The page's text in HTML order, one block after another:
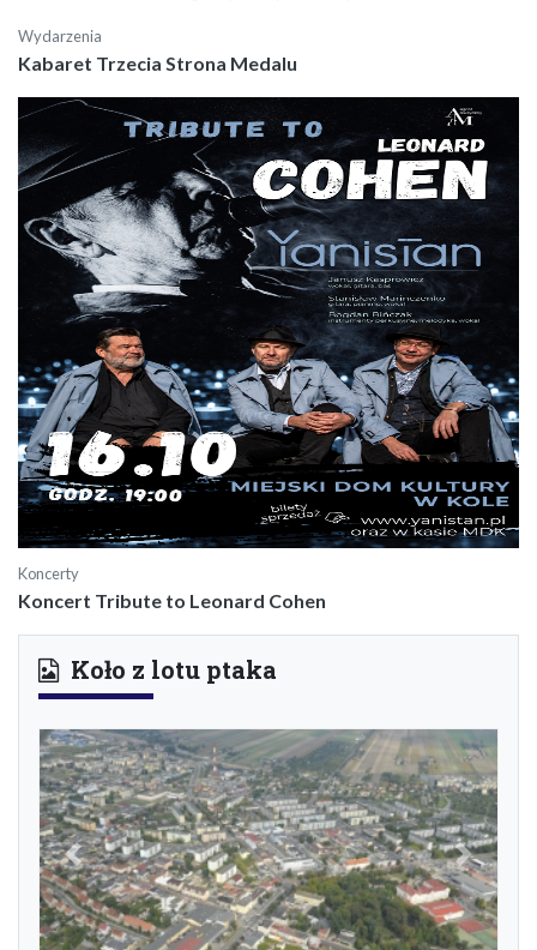
Wydarzenia
Kabaret Trzecia Strona Medalu
Koncerty
Koncert Tribute to Leonard Cohen
Koło z lotu ptaka
Previous Next